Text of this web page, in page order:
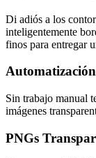
Di adiós a los
inteligentemente
finos para entregar
Sin trabajo manual
imágenes
PNGs